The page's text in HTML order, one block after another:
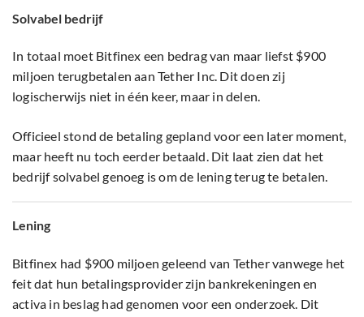
Solvabel bedrijf
In totaal moet Bitfinex een bedrag van maar liefst $900
miljoen terugbetalen aan Tether Inc. Dit doen zij
logischerwijs niet in één keer, maar in delen.
Officieel stond de betaling gepland voor een later moment,
maar heeft nu toch eerder betaald. Dit laat zien dat het
bedrijf solvabel genoeg is om de lening terug te betalen.
Lening
Bitfinex had $900 miljoen geleend van Tether vanwege het
feit dat hun betalingsprovider zijn bankrekeningen en
activa in beslag had genomen voor een onderzoek. Dit